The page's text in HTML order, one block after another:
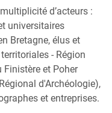
d’acteurs :
universitaires
Bretagne, élus et
- Région
Finistère et Poher
d'Archéologie),
et entreprises.